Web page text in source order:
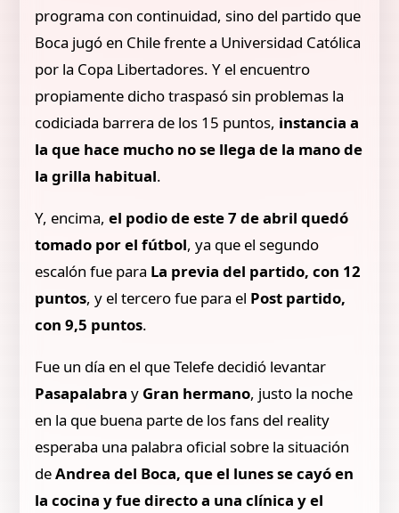
programa con continuidad, sino del partido que
Boca jugó en Chile frente a Universidad Católica
por la Copa Libertadores. Y el encuentro
propiamente dicho traspasó sin problemas la
codiciada barrera de los 15 puntos, instancia a
la que hace mucho no se llega de la mano de
la grilla habitual.
Y, encima, el podio de este 7 de abril quedó
tomado por el fútbol, ya que el segundo
escalón fue para La previa del partido, con 12
puntos, y el tercero fue para el Post partido,
con 9,5 puntos.
Fue un día en el que Telefe decidió levantar
Pasapalabray Gran hermano, justo la noche
en la que buena parte de los fans del reality
esperaba una palabra oficial sobre la situación
deAndrea del Boca, que el lunes se cayó en
la cocina y fue directo a una clínica y el